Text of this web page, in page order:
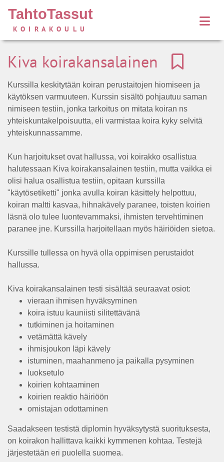
TahtoTassut
KOIRAKOULU
Kiva koirakansalainen
Kurssilla keskitytään koiran perustaitojen hiomiseen ja
käytöksen varmuuteen. Kurssin sisältö pohjautuu saman
nimiseen testiin, jonka tarkoitus on mitata koiran ns
yhteiskuntakelpoisuutta, eli varmistaa koira kyky selvitä
yhteiskunnassamme.
Kun harjoitukset ovat hallussa, voi koirakko osallistua
halutessaan Kiva koirakansalainen testiin, mutta vaikka ei
olisi halua osallistua testiin, opitaan kurssilla
"käytösetiketti" jonka avulla koiran käsittely helpottuu,
koiran maltti kasvaa, hihnakävely paranee, toisten koirien
läsnä olo tulee luontevammaksi, ihmisten tervehtiminen
paranee jne. Kurssilla harjoitellaan myös häiriöiden sietoa.
Kurssille tullessa on hyvä olla oppimisen perustaidot
hallussa.
Kiva koirakansalainen testi sisältää seuraavat osiot:
vieraan ihmisen hyväksyminen
koira istuu kauniisti silitettävänä
tutkiminen ja hoitaminen
vetämättä kävely
ihmisjoukon läpi kävely
istuminen, maahanmeno ja paikalla pysyminen
luoksetulo
koirien kohtaaminen
koirien reaktio häiriöön
omistajan odottaminen
Saadakseen testistä diplomin hyväksytystä suorituksesta,
on koirakon hallittava kaikki kymmenen kohtaa. Testejä
järjestetään eri puolella suomea.